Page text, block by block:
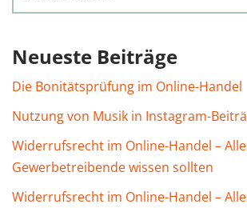
Neueste Beiträge
Die Bonitätsprüfung im Online-Handel
Nutzung von Musik in Instagram-
Widerrufsrecht im Online-Handel –
Gewerbetreibende wissen sollten
Widerrufsrecht im Online-Handel –